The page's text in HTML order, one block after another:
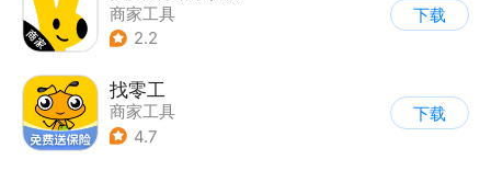
商家工具
2.2
下载
找零工
商家工具
4.7
下载